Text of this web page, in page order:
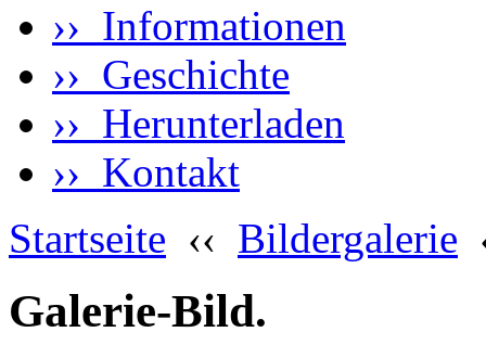
›› Informationen
›› Geschichte
›› Herunterladen
›› Kontakt
Startseite ‹‹ Bildergalerie
Galerie-Bild.